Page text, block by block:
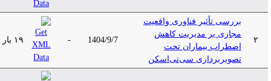
بررسی تأثیر فناوری واقعیت
مجازی بر مدیریت کاهش
اضطراب بیماران تحت
تصویربرداری ‌‌سی‌تی‌اسکن
1404/9/7 ۱۹ بار